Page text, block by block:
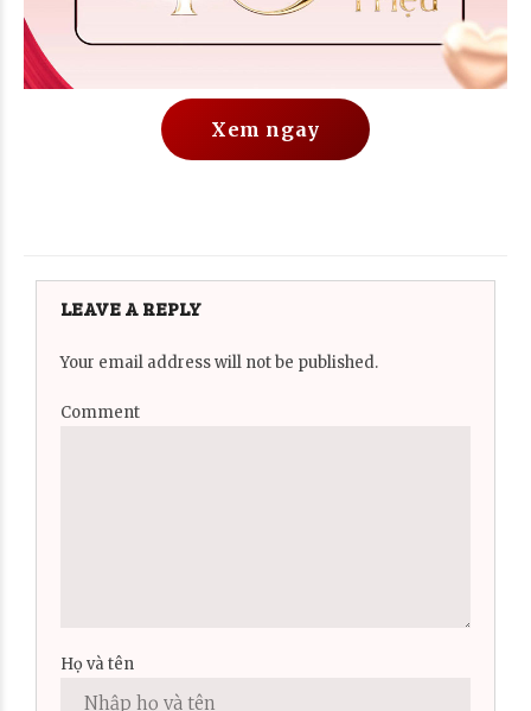
Xem ngay
LEAVE A REPLY
Your email address will not be published.
Comment
Họ và tên